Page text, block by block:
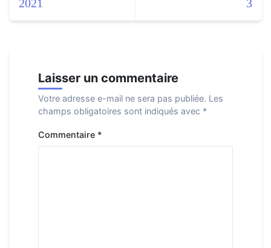
2021
3
Laisser un commentaire
Votre adresse e-mail ne sera pas publiée. Les
champs obligatoires sont indiqués avec *
Commentaire *